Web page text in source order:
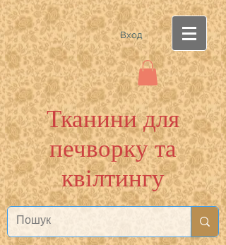
Вход
Тканини для
печворку та
квілтингу